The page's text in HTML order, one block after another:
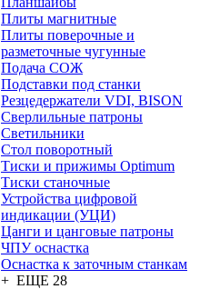
Плиты магнитные
Плиты поверочные и
разметочные чугунные
Подача СОЖ
Подставки под станки
Резцедержатели VDI, BISON
Сверлильные патроны
Светильники
Стол поворотный
Тиски и прижимы Optimum
Тиски станочные
Устройства цифровой
индикации (УЦИ)
Цанги и цанговые патроны
ЧПУ оснастка
Оснастка к заточным станкам
+ ЕЩЕ 28